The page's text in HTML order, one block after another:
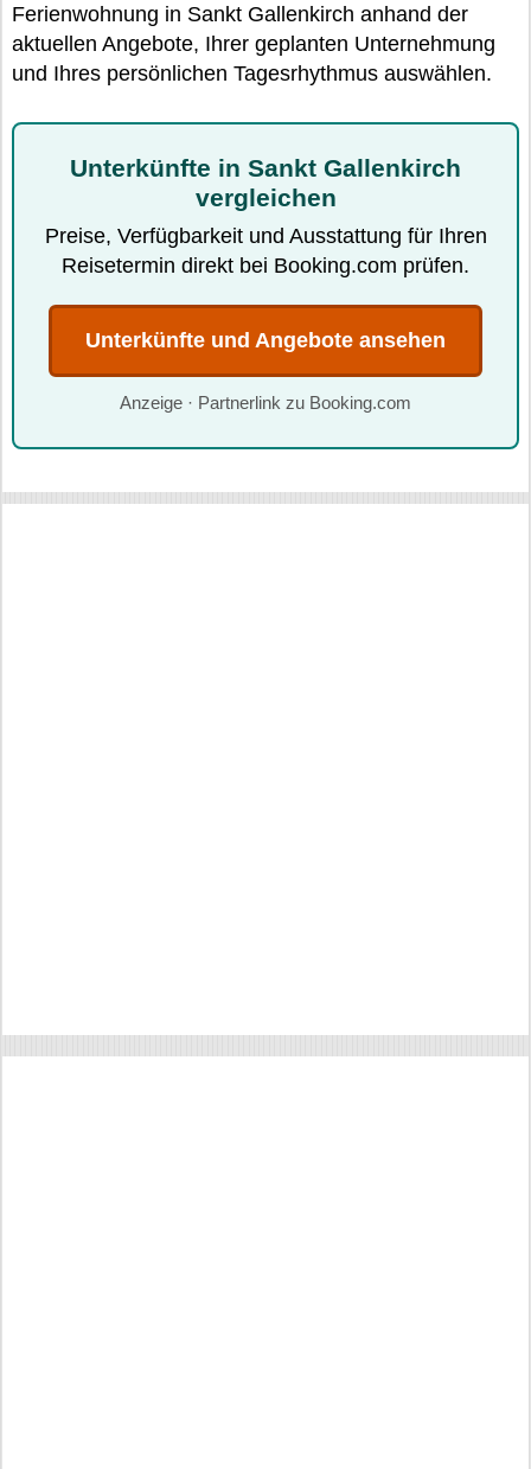
Ferienwohnung in Sankt Gallenkirch anhand der
aktuellen Angebote, Ihrer geplanten Unternehmung
und Ihres persönlichen Tagesrhythmus auswählen.
Unterkünfte in Sankt Gallenkirch
vergleichen
Preise, Verfügbarkeit und Ausstattung für Ihren
Reisetermin direkt bei Booking.com prüfen.
Unterkünfte und Angebote ansehen
Anzeige · Partnerlink zu Booking.com